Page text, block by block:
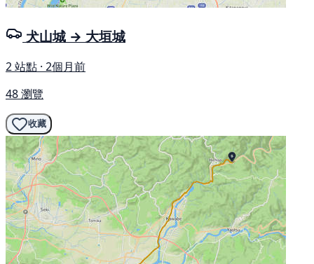
犬山城 → 大垣城
2 站點 · 2個月前
48 瀏覽
收藏